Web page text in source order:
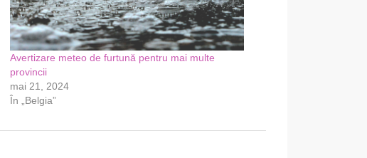
Avertizare meteo de furtună pentru mai multe
provincii
mai 21, 2024
În „Belgia”